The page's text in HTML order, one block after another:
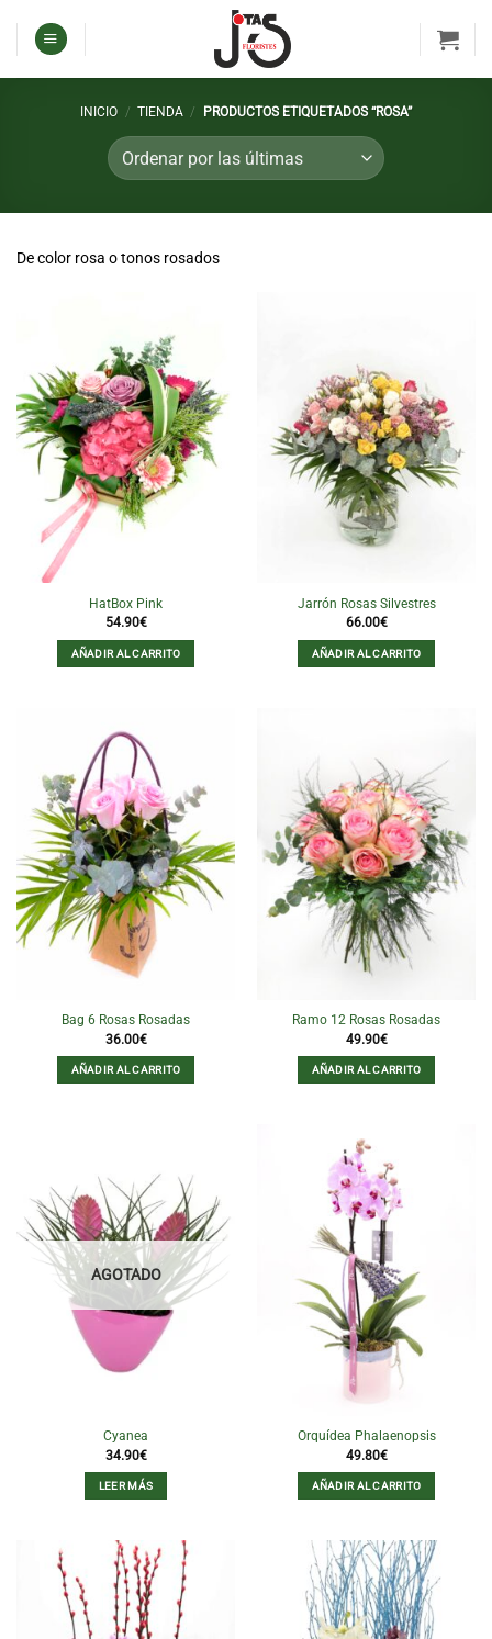
contenido
INICIO / TIENDA / PRODUCTOS ETIQUETADOS “ROSA”
De color rosa o tonos rosados
HatBox Pink
54.90€
AÑADIR AL CARRITO
Jarrón Rosas Silvestres
66.00€
AÑADIR AL CARRITO
Bag 6 Rosas Rosadas
36.00€
AÑADIR AL CARRITO
Ramo 12 Rosas Rosadas
49.90€
AÑADIR AL CARRITO
AGOTADO
Cyanea
34.90€
LEER MÁS
Orquídea Phalaenopsis
49.80€
AÑADIR AL CARRITO